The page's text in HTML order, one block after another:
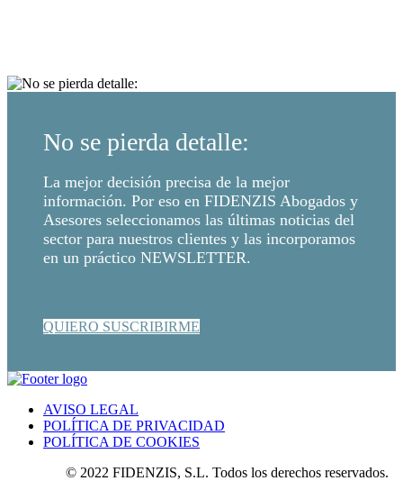
No se pierda detalle:
La mejor decisión precisa de la mejor
información. Por eso en FIDENZIS Abogados y
Asesores seleccionamos las últimas noticias del
sector para nuestros clientes y las incorporamos
en un práctico NEWSLETTER.
QUIERO SUSCRIBIRME
AVISO LEGAL
POLÍTICA DE PRIVACIDAD
POLÍTICA DE COOKIES
© 2022 FIDENZIS, S.L. Todos los derechos reservados.